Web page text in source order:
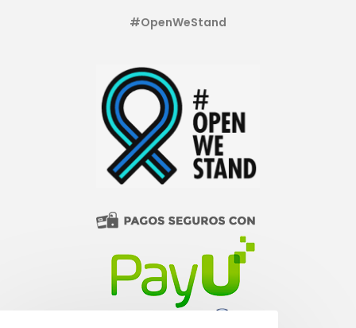
#OpenWeStand